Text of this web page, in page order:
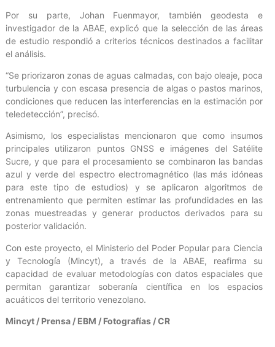
Por su parte, Johan Fuenmayor, también geodesta e
investigador de la ABAE, explicó que la selección de las áreas
de estudio respondió a criterios técnicos destinados a facilitar
el análisis.
“Se priorizaron zonas de aguas calmadas, con bajo oleaje, poca
turbulencia y con escasa presencia de algas o pastos marinos,
condiciones que reducen las interferencias en la estimación por
teledetección”, precisó.
Asimismo, los especialistas mencionaron que como insumos
principales utilizaron puntos GNSS e imágenes del Satélite
Sucre, y que para el procesamiento se combinaron las bandas
azul y verde del espectro electromagnético (las más idóneas
para este tipo de estudios) y se aplicaron algoritmos de
entrenamiento que permiten estimar las profundidades en las
zonas muestreadas y generar productos derivados para su
posterior validación.
Con este proyecto, el Ministerio del Poder Popular para Ciencia
y Tecnología (Mincyt), a través de la ABAE, reafirma su
capacidad de evaluar metodologías con datos espaciales que
permitan garantizar soberanía científica en los espacios
acuáticos del territorio venezolano.
Mincyt / Prensa / EBM / Fotografías / CR